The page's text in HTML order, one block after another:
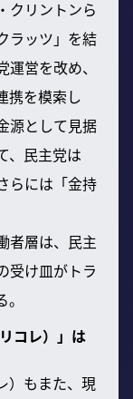
クリントンら
ラッツ」を結
営を改め、
携を模索し
源として見据
、民主党は
らには「金持
者層は、民主
受け皿がトラ
コレ）」は
）もまた、現